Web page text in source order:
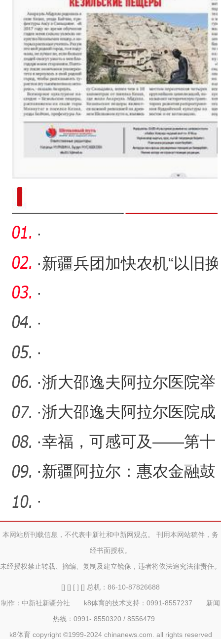
·
·新疆兵团加快农机“以旧换
新”助力农业提质增效
·
·
·
·浙大邵逸夫阿拉尔医院举
办“企业开放日”活动
·浙大邵逸夫阿拉尔医院成
功完成首例翼腭窝神经鞘
瘤
·幸福，可感可及——第十
二师2024年回眸·民生答卷
·新疆阿拉尔：惠农金融鼓
起“口袋”职工受益守好“
·
本网站所刊载信息，不代表中新社和中新网观点。 刊用本网站稿件，务
经书面授权。
未经授权禁止转载、摘编、复制及建立镜像，违者将依法追究法律责任。
[] [] [ ] [] 总机：86-10-87826688
制作：中新社新疆分社 k8体育的技术支持：0991-8557237 新闻
热线：0991- 8550320 / 8556479
k8体育 copyright ©1999-2024 chinanews.com. all rights reserved